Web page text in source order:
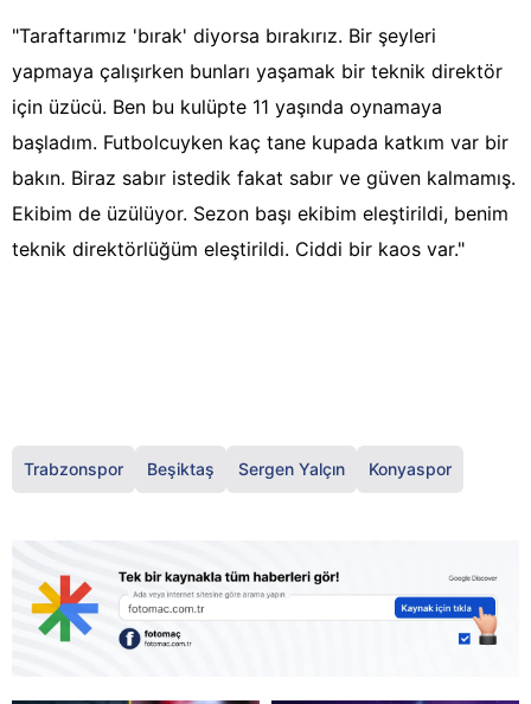
"Taraftarımız 'bırak' diyorsa bırakırız. Bir şeyleri
yapmaya çalışırken bunları yaşamak bir teknik direktör
için üzücü. Ben bu kulüpte 11 yaşında oynamaya
başladım. Futbolcuyken kaç tane kupada katkım var bir
bakın. Biraz sabır istedik fakat sabır ve güven kalmamış.
Ekibim de üzülüyor. Sezon başı ekibim eleştirildi, benim
teknik direktörlüğüm eleştirildi. Ciddi bir kaos var."
Trabzonspor Beşiktaş Sergen Yalçın Konyaspor